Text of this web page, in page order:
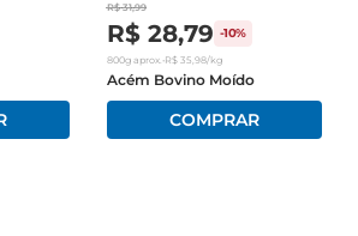
R$ 31,99
R$ 28,79 -10%
800gaprox. •R$ 35,98/kg
Acém Bovino Moído